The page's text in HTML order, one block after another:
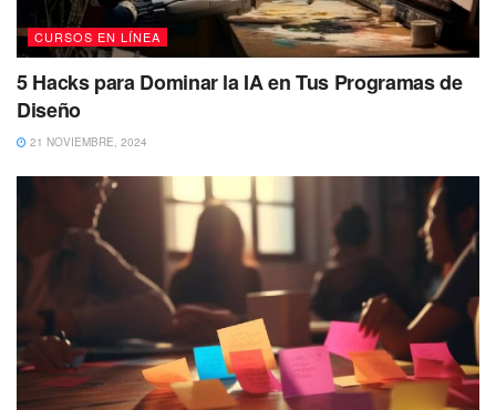
CURSOS EN LÍNEA
5 Hacks para Dominar la IA en Tus Programas de
Diseño
21 NOVIEMBRE, 2024